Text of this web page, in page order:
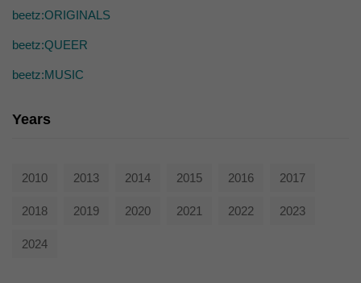
beetz:ORIGINALS
beetz:QUEER
beetz:MUSIC
Years
2010 2013 2014 2015 2016 2017
2018 2019 2020 2021 2022 2023
2024